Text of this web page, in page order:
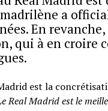
a
En
qui à en croire
est la
Real Madrid est le